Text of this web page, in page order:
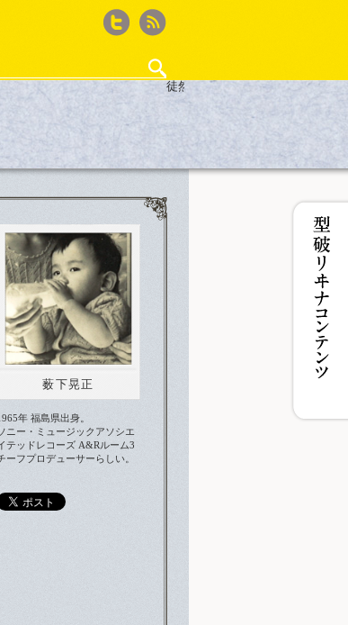
Twitter
女王のコ
型破リヰナの輪
iPhone撮影記
鈴木淳史の｢WEBサイト作るから何か書いて｣と
徒然ウィード
ザ50回転ズ
徒然ウィード
薮下晃正
年 福島県出身。
ニー・ミュージックアソシエ
テッドレコーズ A&Rルーム3
ーフプロデューサーらしい。